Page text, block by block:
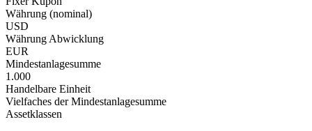
Währung (nominal)
USD
Währung Abwicklung
EUR
Mindestanlagesumme
1.000
Handelbare Einheit
Vielfaches der Mindestanlagesumme
Assetklassen